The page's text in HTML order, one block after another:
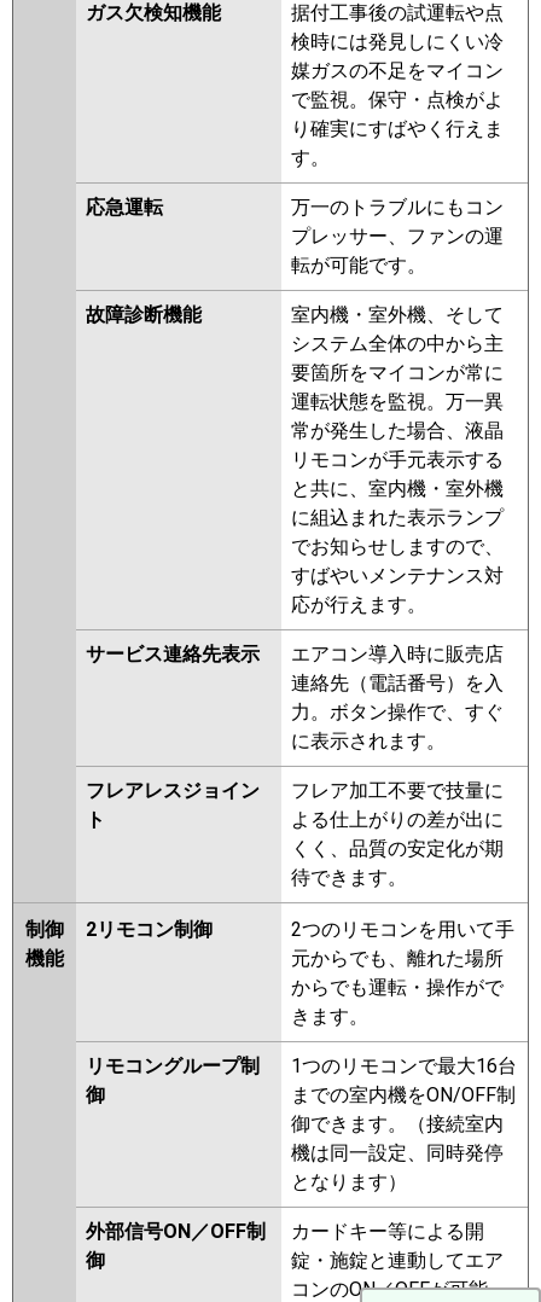
ガス欠検知機能
据付工事後の試運転や点
検時には発見しにくい冷
媒ガスの不足をマイコン
で監視。保守・点検がよ
り確実にすばやく行えま
す。
応急運転
万一のトラブルにもコン
プレッサー、ファンの運
転が可能です。
故障診断機能
室内機・室外機、そして
システム全体の中から主
要箇所をマイコンが常に
運転状態を監視。万一異
常が発生した場合、液晶
リモコンが手元表示する
と共に、室内機・室外機
に組込まれた表示ランプ
でお知らせしますので、
すばやいメンテナンス対
応が行えます。
サービス連絡先表示
エアコン導入時に販売店
連絡先（電話番号）を入
力。ボタン操作で、すぐ
に表示されます。
フレアレスジョイン
ト
フレア加工不要で技量に
よる仕上がりの差が出に
くく、品質の安定化が期
待できます。
制御
機能
2リモコン制御
2つのリモコンを用いて手
元からでも、離れた場所
からでも運転・操作がで
きます。
リモコングループ制
御
1つのリモコンで最大16台
までの室内機をON/OFF制
御できます。（接続室内
機は同一設定、同時発停
となります）
外部信号ON／OFF制
御
カードキー等による開
錠・施錠と連動してエア
コンのON／OFFが可能。